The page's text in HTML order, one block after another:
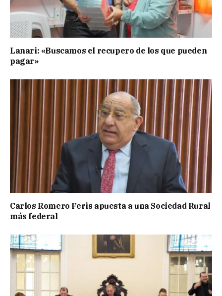
Lanari: «Buscamos el recupero de los que pueden
pagar»
Carlos Romero Feris apuesta a una Sociedad Rural
más federal